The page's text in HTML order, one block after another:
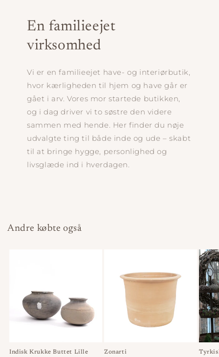
En familieejet
virksomhed
Vi er en familieejet have- og interiørbutik,
hvor kærligheden til hjem og have går er
gået i arv. Vores mor startede butikken,
og i dag driver vi to søstre den videre
sammen med hende. Her finder du nøje
udvalgte ting til både inde og ude – skabt
til at bringe hygge, personlighed og
livsglæde ind i hverdagen.
Andre købte også
Indisk Krukke Buttet Lille Zonarti